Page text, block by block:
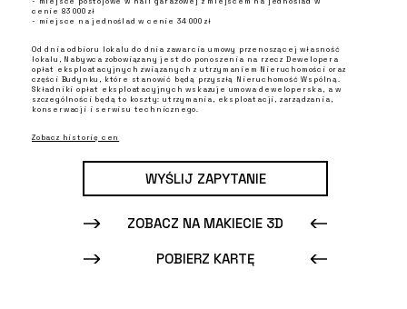
cenie 83 000 zł
- miejsce na jednoślad w cenie 34 000 zł
Od dnia odbioru lokalu do dnia zawarcia umowy przenoszącej własność
lokalu, Nabywca zobowiązany jest do ponoszenia na rzecz Dewelopera
opłat eksploatacyjnych związanych z utrzymaniem Nieruchomości oraz
części Budynku, które stanowić będą przyszłą Nieruchomość Wspólną.
Składniki opłat eksploatacyjnych wskazuje umowa deweloperska, a w
szczególności będą to koszty: utrzymania, eksploatacji, zarządzania,
konserwacji i serwisu technicznego.
Zobacz historię cen
WYŚLIJ ZAPYTANIE
ZOBACZ NA MAKIECIE 3D
POBIERZ KARTĘ